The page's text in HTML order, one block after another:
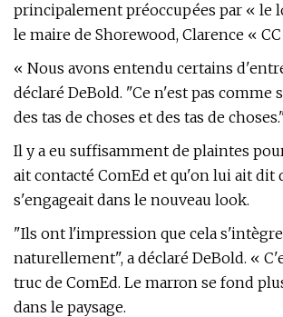
principalement préoccupées par « le
le maire de Shorewood, Clarence «
« Nous avons entendu certains
déclaré DeBold. "Ce n'est pas comme
des tas de choses et des tas de
Il y a eu suffisamment de plaintes
ait contacté ComEd et qu'on lui ait dit
s'engageait dans le nouveau look.
"Ils ont l'impression que cela
naturellement", a déclaré DeBold. «
truc de ComEd. Le marron se fond
dans le paysage.